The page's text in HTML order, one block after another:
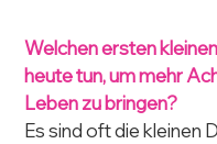
Welchen ersten
heute tun, um mehr
Leben zu bringen?
Es sind oft die kleinen